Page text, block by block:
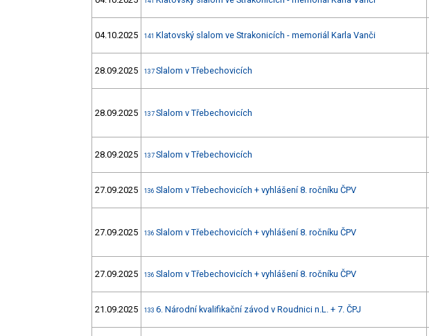
04.10.2025 141 Klatovský slalom ve Strakonicích - memoriál Karla Vanči
28.09.2025 137 Slalom v Třebechovicích
28.09.2025 137 Slalom v Třebechovicích
28.09.2025 137 Slalom v Třebechovicích
27.09.2025 136 Slalom v Třebechovicích + vyhlášení 8. ročníku ČPV
27.09.2025 136 Slalom v Třebechovicích + vyhlášení 8. ročníku ČPV
27.09.2025 136 Slalom v Třebechovicích + vyhlášení 8. ročníku ČPV
21.09.2025 133 6. Národní kvalifikační závod v Roudnici n.L. + 7. ČPJ